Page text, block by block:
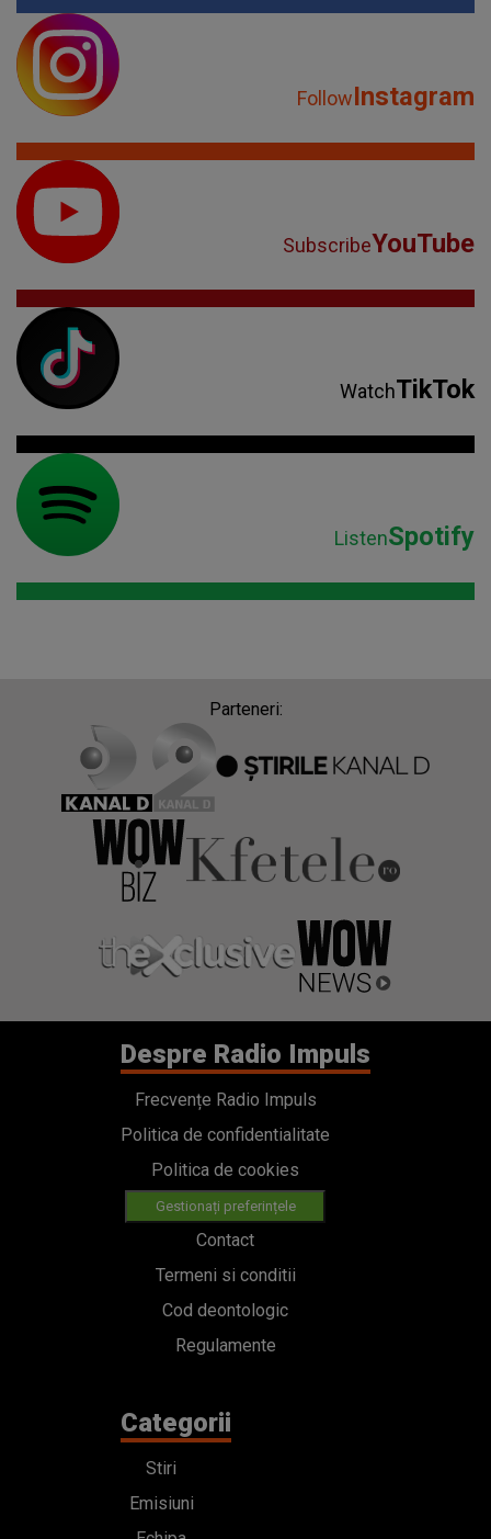
FollowInstagram
SubscribeYouTube
WatchTikTok
ListenSpotify
Parteneri:
Despre Radio Impuls
Frecvențe Radio Impuls
Politica de confidentialitate
Politica de cookies
Gestionați preferințele
Contact
Termeni si conditii
Cod deontologic
Regulamente
Categorii
Stiri
Emisiuni